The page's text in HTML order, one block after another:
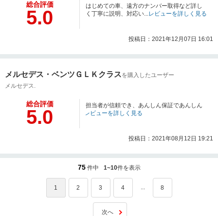
総合評価
5.0
はじめての車、遠方のナンバー取得など詳し
く丁寧に説明、対応い...レビューを詳しく見る
投稿日：2021年12月07日 16:01
メルセデス・ベンツＧＬＫクラスを購入したユーザー
メルセデス.
総合評価
5.0
担当者が信頼でき、あんしん保証であんしん
レビューを詳しく見る
投稿日：2021年08月12日 19:21
75 件中 1~10件を表示
1 2 3 4 ... 8
次へ